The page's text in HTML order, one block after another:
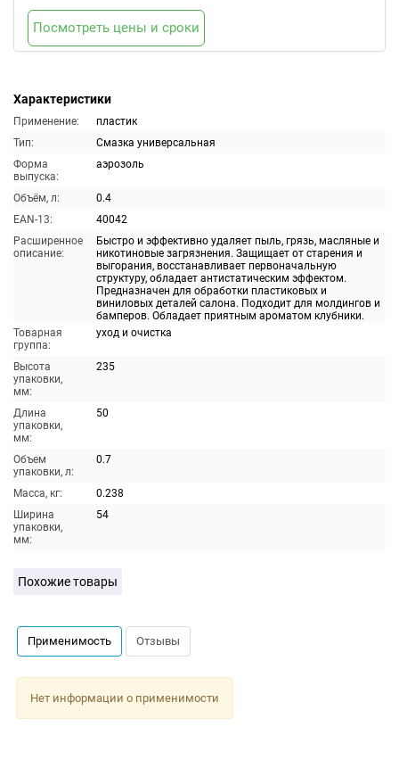
Характеристики
Применение:
пластик
Тип:
Смазка универсальная
Форма
выпуска:
аэрозоль
Объём, л:
0.4
EAN-13:
40042
Расширенное
описание:
Быстро и эффективно удаляет пыль, грязь, масляные и
никотиновые загрязнения. Защищает от старения и
выгорания, восстанавливает первоначальную
структуру, обладает антистатическим эффектом.
Предназначен для обработки пластиковых и
виниловых деталей салона. Подходит для молдингов и
бамперов. Обладает приятным ароматом клубники.
Товарная
группа:
уход и очистка
Высота
упаковки,
мм:
235
Длина
упаковки,
мм:
50
Объем
упаковки, л:
0.7
Масса, кг:
0.238
Ширина
упаковки,
мм:
54
Посмотреть цены и сроки
Похожие товары
Применимость Отзывы
Нет информации о применимости